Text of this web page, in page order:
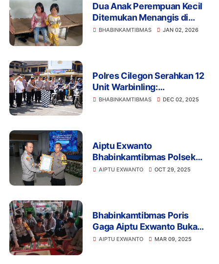
Dua Anak Perempuan Kecil
Ditemukan Menangis di
Porisgaga, Diserahkan ke
BHABINKAMTIBMAS JAN 02, 2026
Polres Cilegon Serahkan 12
Unit Warbinling:
Bhabinkamtibmas Dapat
BHABINKAMTIBMAS DEC 02, 2025
Aiptu Exwanto
Bhabinkamtibmas Polsek
Batuceper,Terima
AIPTU EXWANTO OCT 29, 2025
Bhabinkamtibmas Poris
Gaga Aiptu Exwanto Buka
Bersama Anak- anak
AIPTU EXWANTO MAR 09, 2025